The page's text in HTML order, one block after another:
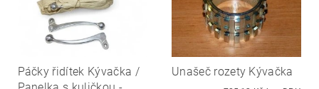
Páčky řidítek Kývačka /
Unašeč rozety Kývačka